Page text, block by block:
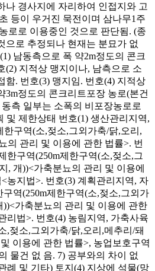
나 경사지에 자리하여 인접지와 고
등이 우거진 묵전이며 삼나무1주
로로 이용중인 것으로 판단됨. (종
으로 추정되나 현재는 분묘가 없
남동측으로 폭 약2m정도의 콘크
(2) 지적상 맹지이나, 남측으로 소
함. 번호(3) 맹지임. 번호(4) 지적상
3m정도의 콘크리트포장 농로(본건
측 일부는 소폭의 비포장농로로
및 제한상태 번호(1) 생산관리지역,
한구역(소,젖소,그외가축/닭,오리,
의 관리 및 이용에 관한 법률>. 번
한구역(250m제한구역(소,젖소,그
, 개))<가축분뇨의 관리 및 이용에
농지법>. 번호(3) 계획관리지역, 자
역(250m제한구역(소,젖소,그외가
가축분뇨의 관리 및 이용에 관한
리법>. 번호(4) 농림지역, 가축사육
,젖소,그외가축/닭,오리,메추리/돼
이용에 관한 법률>, 농업보호구역
물건 없 음. 7) 공부와의 차이 없
례 및 기타) 토지(4) 지상에 석물(망